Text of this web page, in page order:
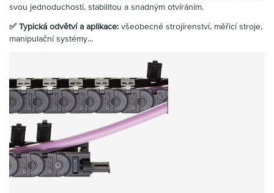
svou jednoduchostí, stabilitou a snadným otvíráním.
✅ Typická odvětví a aplikace: všeobecné strojírenství, měřicí stroje,
manipulační systémy...